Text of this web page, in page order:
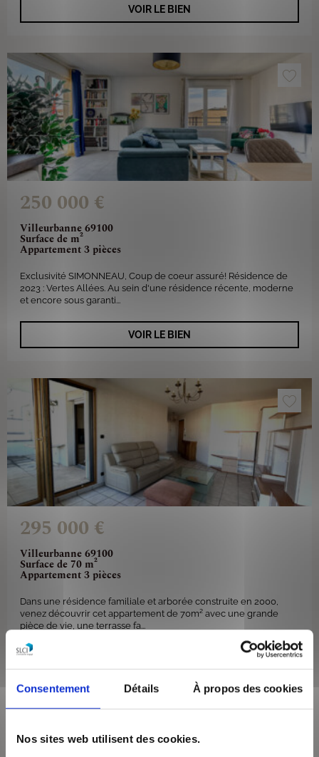
Consentement Détails À propos des cookies
Nos sites web utilisent des cookies.
VOIR LE BIEN
Villeurbanne 69100
Surface de m²
Appartement 3 pièces
250 000 €
Exclusivité SIMONNEAU, Coup de coeur assuré! Résidence de
2023 : Vertes Allées. Au sein d'une résidence récente, moderne
et encore sous garanti...
VOIR LE BIEN
Villeurbanne 69100
Surface de 70 m²
Appartement 3 pièces
295 000 €
Dans une résidence familiale et arborée construite en 2000,
venez découvrir cet appartement de 70m² avec une grande
pièce de vie, une terrasse fa...